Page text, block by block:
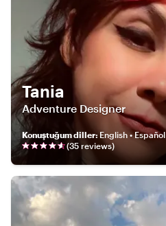
Tania
Adventure Designer
Konuştuğum diller:English • Español
(35 reviews)